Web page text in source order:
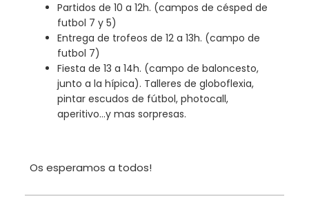
Partidos de 10 a 12h. (campos de césped de
futbol 7 y 5)
Entrega de trofeos de 12 a 13h. (campo de
futbol 7)
Fiesta de 13 a 14h. (campo de baloncesto,
junto a la hípica). Talleres de globoflexia,
pintar escudos de fútbol, photocall,
aperitivo…y mas sorpresas.
Os esperamos a todos!